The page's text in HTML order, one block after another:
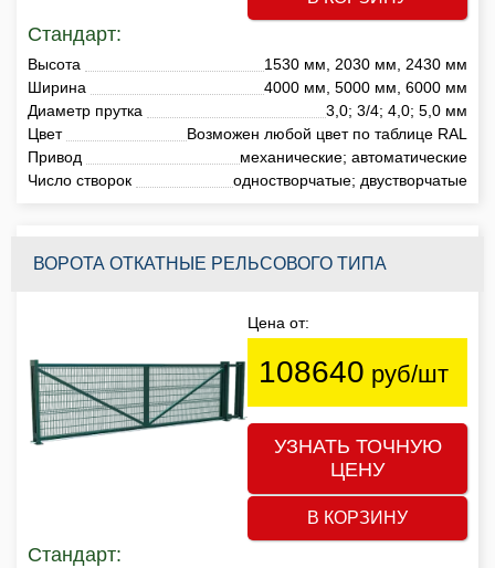
Стандарт:
Высота
1530 мм, 2030 мм, 2430 мм
Ширина
4000 мм, 5000 мм, 6000 мм
Диаметр прутка
3,0; 3/4; 4,0; 5,0 мм
Цвет
Возможен любой цвет по таблице RAL
Привод
механические; автоматические
Число створок
одностворчатые; двустворчатые
ВОРОТА ОТКАТНЫЕ РЕЛЬСОВОГО ТИПА
Цена от:
108640 руб/шт
УЗНАТЬ ТОЧНУЮ
ЦЕНУ
В КОРЗИНУ
Стандарт: